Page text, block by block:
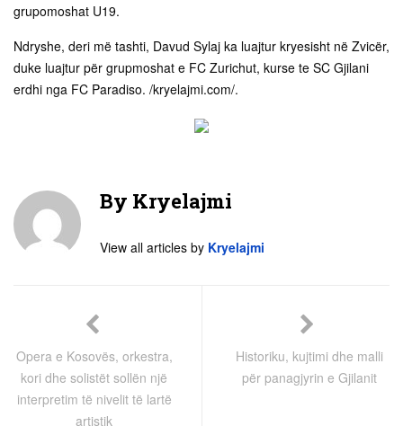
grupomoshat U19.
Ndryshe, deri më tashti, Davud Sylaj ka luajtur kryesisht në Zvicër,
duke luajtur për grupmoshat e FC Zurichut, kurse te SC Gjilani
erdhi nga FC Paradiso. /kryelajmi.com/.
By Kryelajmi
View all articles by Kryelajmi
Opera e Kosovës, orkestra,
kori dhe solistët sollën një
interpretim të nivelit të lartë
artistik
Historiku, kujtimi dhe malli
për panagjyrin e Gjilanit